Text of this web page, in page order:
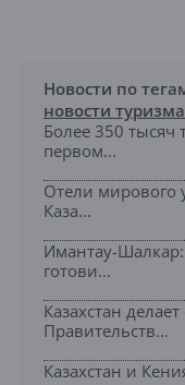
Новости по
новости туризма
Более 350 тысяч
первом...
Отели мирового
Каза...
Имантау-Шалкар:
готови...
Казахстан
Правительств...
Казахстан и